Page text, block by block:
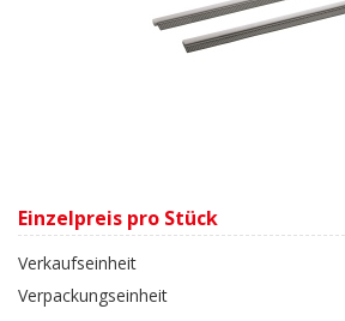
Einzelpreis pro Stück
Verkaufseinheit
Verpackungseinheit